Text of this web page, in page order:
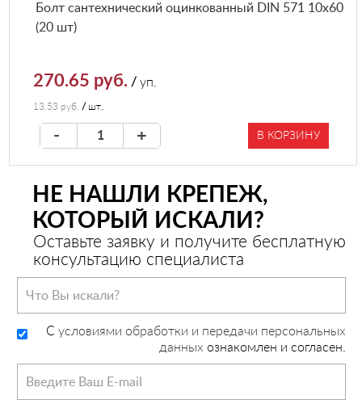
Болт сантехнический оцинкованный DIN 571 10х60
(20 шт)
270.65 руб. /уп.
13.53 руб. / шт.
- + В КОРЗИНУ
НЕ НАШЛИ КРЕПЕЖ,
КОТОРЫЙ ИСКАЛИ?
Оставьте заявку и получите бесплатную
консультацию специалиста
C условиями обработки и передачи персональных
данных ознакомлен и согласен.